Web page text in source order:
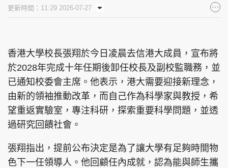
更新時間：11:29 2026-07-27
香港大學校長張翔於今日凌晨去信港大成員，宣布將
於2028年完成十年任期後卸任校長及副校監職務，並
已通知校委會主席。他表示，港大需要迎接新理念，
由新的領袖推動改革，而自己作為科學家與教授，希
望重返實驗室，專注科研，探索重要科學問題，並透
過研究回饋社會。
張翔指出，提前公布決定是為了讓大學有足夠時間物
色下一任領導人。他回顧任內成就，認為能與師生攜